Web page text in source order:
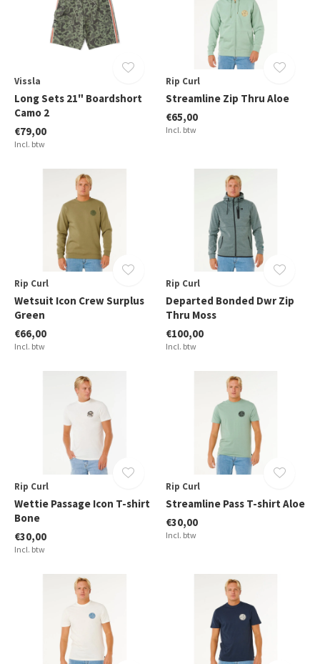
Vissla
Long Sets 21" Boardshort
Camo 2
€79,00
Incl. btw
Rip Curl
Streamline Zip Thru Aloe
€65,00
Incl. btw
Rip Curl
Wetsuit Icon Crew Surplus
Green
€66,00
Incl. btw
Rip Curl
Departed Bonded Dwr Zip
Thru Moss
€100,00
Incl. btw
Rip Curl
Wettie Passage Icon T-shirt
Bone
€30,00
Incl. btw
Rip Curl
Streamline Pass T-shirt Aloe
€30,00
Incl. btw